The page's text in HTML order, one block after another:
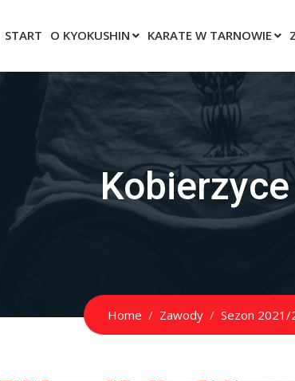
START O KYOKUSHIN KARATE W TARNOWIE
Home Zawody Sezon 2021/